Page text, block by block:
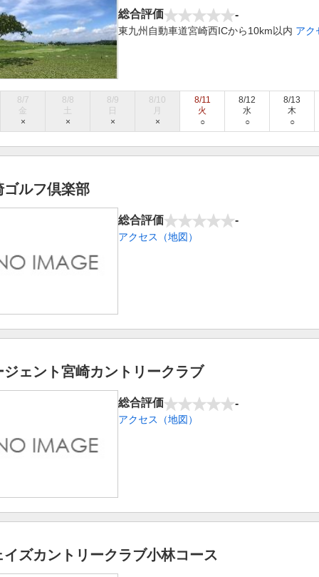
総合評価
-
東九州自動車道宮崎西ICから10km以内 アク
8/7
金
×
8/8
土
×
8/9
日
×
8/10
×
8/11
火
○
8/12
水
○
8/13
木
○
ゴルフ倶楽部
総合評価 -
アクセス（地図）
ジェント宮崎カントリークラブ
総合評価 -
アクセス（地図）
イズカントリークラブ小林コース